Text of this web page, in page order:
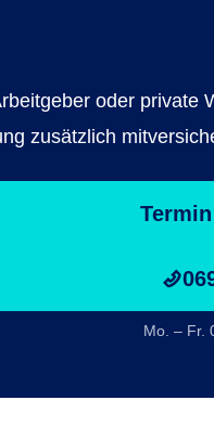
oder private
zusätzlich
Mo. – Fr.